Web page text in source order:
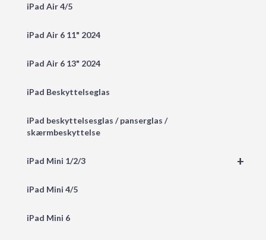
iPad Air 4/5
iPad Air 6 11" 2024
iPad Air 6 13" 2024
iPad Beskyttelseglas
iPad beskyttelsesglas / panserglas /
skærmbeskyttelse
+
iPad Mini 1/2/3
iPad Mini 4/5
iPad Mini 6